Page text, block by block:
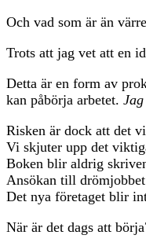
Och vad som är än
Trots att jag vet att en
Detta är en form av
kan påbörja arbetet.
Risken är dock att det
Vi skjuter upp det
Boken blir aldrig
Ansökan till
Det nya företaget blir
När är det dags att